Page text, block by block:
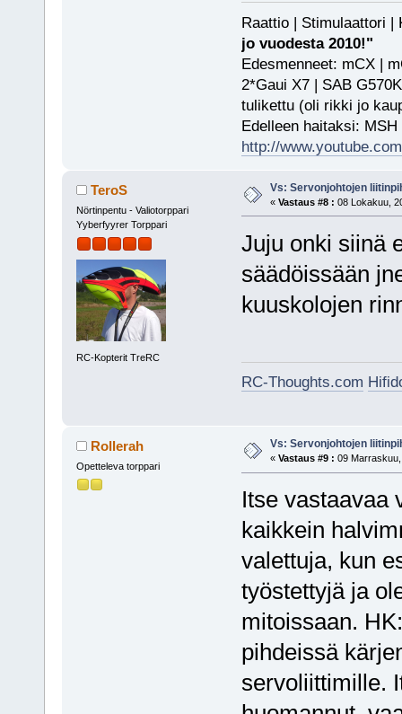
Raattio |
jo vuodesta 2010!"
Edesmenneet: mCX |
2*Gaui X7 | SAB
tulikettu (oli rikki jo
Edelleen haitaksi:
http://
TeroS
Nörtinpentu - Valiotorppari
Yyberfyyrer Torppari
RC-Kopterit TreRC
Vs: Servonjohtojen
« Vastaus #8 : 08 Lokakuu,
Juju onki siinä
säädöissään
kuuskolojen
RC-Thoughts.com
Rollerah
Opetteleva torppari
Vs: Servonjohtojen
« Vastaus #9 : 09
Itse vastaavaa
kaikkein
valettuja, kun
työstettyjä ja
mitoissaan.
pihdeissä
servoliittimille.